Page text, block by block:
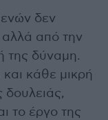
δεν
αλλά από την
της δύναμη.
κάθε μικρή
δουλειάς,
το έργο της